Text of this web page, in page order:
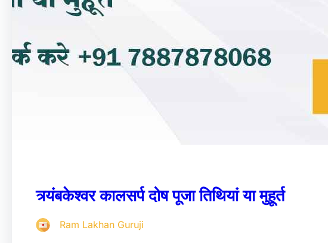
त्र्यंबकेश्वर कालसर्प दोष पूजा तिथियां या मुहूर्त
Ram Lakhan Guruji